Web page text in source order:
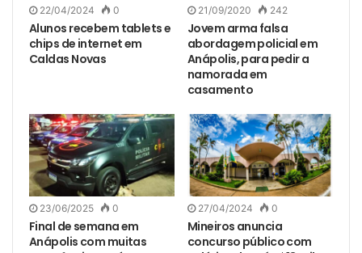
22/04/2024 0
Alunos recebem tablets e
chips de internet em
Caldas Novas
21/09/2020 242
Jovem arma falsa
abordagem policial em
Anápolis, para pedir a
namorada em
casamento
23/06/2025 0
Final de semana em
Anápolis com muitas
27/04/2024 0
Mineiros anuncia
concurso público com